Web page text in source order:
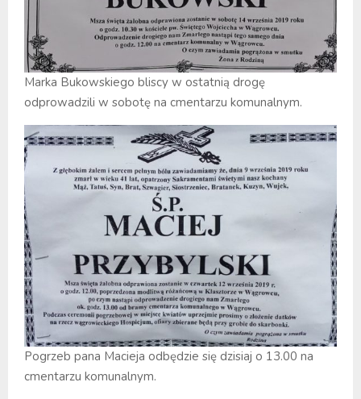
Marka Bukowskiego bliscy w ostatnią drogę
odprowadzili w sobotę na cmentarzu komunalnym.
Pogrzeb pana Macieja odbędzie się dzisiaj o 13.00 na
cmentarzu komunalnym.